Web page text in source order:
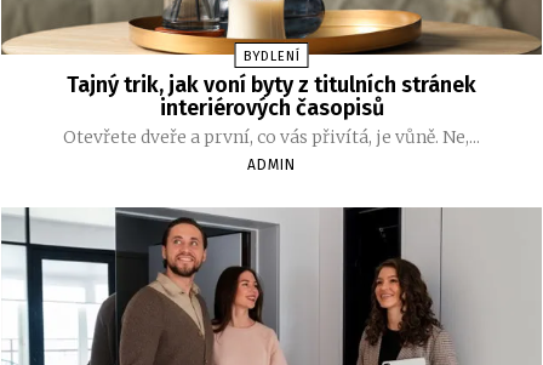
BYDLENÍ
Tajný trik, jak voní byty z titulních stránek
interiérových časopisů
Otevřete dveře a první, co vás přivítá, je vůně. Ne,...
ADMIN